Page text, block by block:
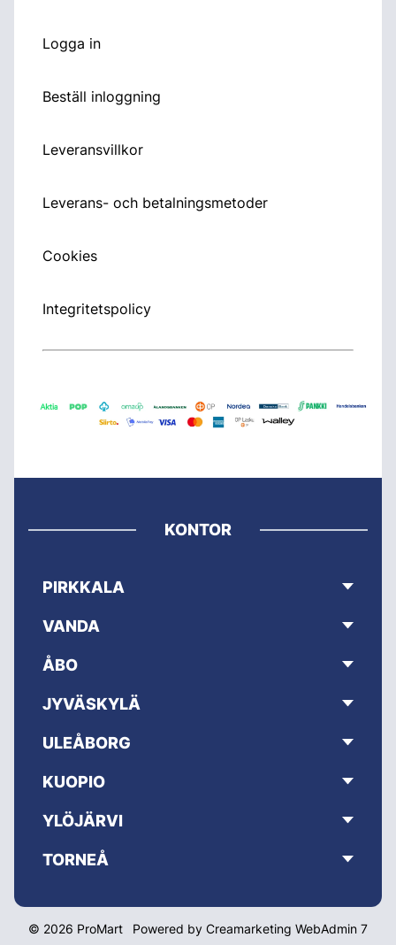
Logga in
Beställ inloggning
Leveransvillkor
Leverans- och betalningsmetoder
Cookies
Integritetspolicy
KONTOR
PIRKKALA
VANDA
ÅBO
JYVÄSKYLÄ
ULEÅBORG
KUOPIO
YLÖJÄRVI
TORNEÅ
© 2026 ProMart Powered by Creamarketing WebAdmin 7